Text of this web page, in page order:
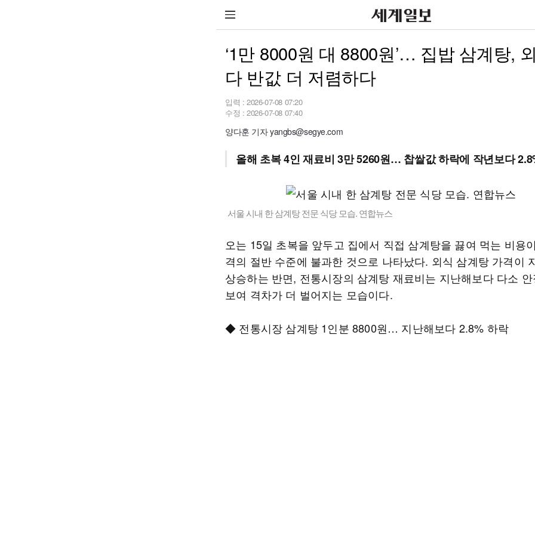
‘1만 8000원 대 8800원’… 집밥 삼계탕,
다 반값 더 저렴하다
입력 : 2026-07-08 07:20
수정 : 2026-07-08 07:40
양다훈 기자 yangbs@segye.com
올해 초복 4인 재료비 3만 5260원… 찹쌀값 하락에 작년보다
서울 시내 한 삼계탕 전문 식당 모습. 연합뉴스
오는 15일 초복을 앞두고 집에서 직접 삼계탕을 끓여 먹는 비용
격의 절반 수준에 불과한 것으로 나타났다. 외식 삼계탕 가격이
상승하는 반면, 전통시장의 삼계탕 재료비는 지난해보다 다소
보여 격차가 더 벌어지는 모습이다.
◆ 전통시장 삼계탕 1인분 8800원… 지난해보다 2.8% 하락